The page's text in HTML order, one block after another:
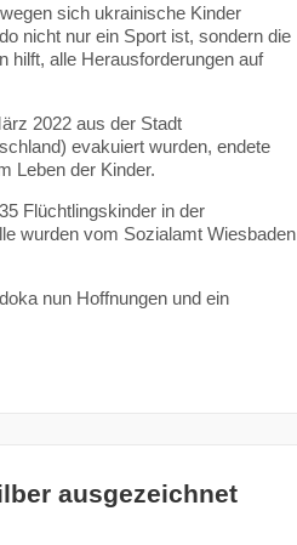
sich ukrainische Kinder
nicht nur ein Sport ist, sondern die
hilft, alle Herausforderungen auf
2022 aus der Stadt
evakuiert wurden, endete
Leben der Kinder.
Flüchtlingskinder in der
wurden vom Sozialamt Wiesbaden
nun Hoffnungen und ein
ausgezeichnet